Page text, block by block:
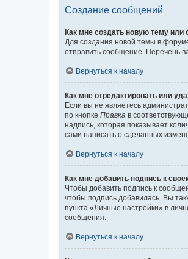
Создание сообщений
Как мне создать новую тему или
Для создания новой темы в
отправить сообщение. Перечень
Вернуться к началу
Как мне отредактировать или
Если вы не являетесь
по кнопке Правка в
надпись, которая показывает
сами написать о сделанных
Вернуться к началу
Как мне добавить подпись к
Чтобы добавить подпись к
чтобы подпись добавилась. Вы
пункта «Личные настройки» в
сообщения.
Вернуться к началу